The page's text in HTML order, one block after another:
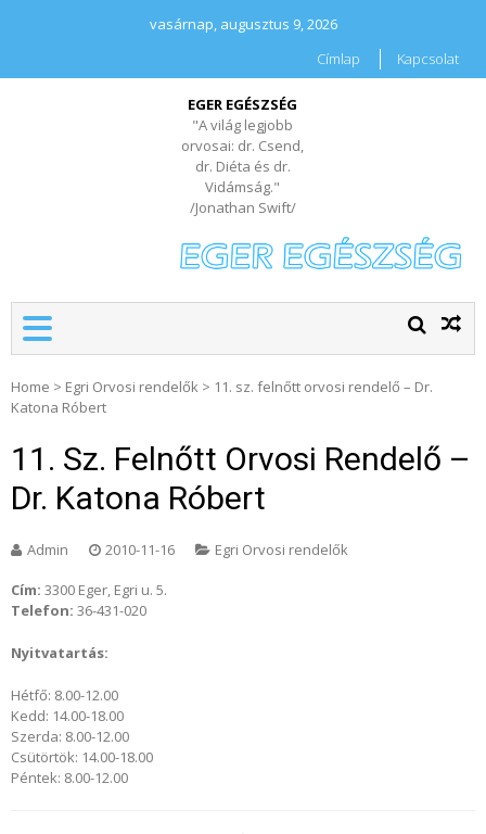
vasárnap, augusztus 9, 2026
Címlap
Kapcsolat
EGER EGÉSZSÉG
"A világ legjobb
orvosai: dr. Csend,
dr. Diéta és dr.
Vidámság."
/Jonathan Swift/
Home > Egri Orvosi rendelők > 11. sz. felnőtt orvosi rendelő – Dr.
Katona Róbert
11. Sz. Felnőtt Orvosi Rendelő –
Dr. Katona Róbert
Admin 2010-11-16 Egri Orvosi rendelők
Cím: 3300 Eger, Egri u. 5.
Telefon: 36-431-020
Nyitvatartás:
Hétfő: 8.00-12.00
Kedd: 14.00-18.00
Szerda: 8.00-12.00
Csütörtök: 14.00-18.00
Péntek: 8.00-12.00